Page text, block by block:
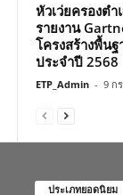
หัวเว่ยครองต
รายงาน
โครงสร้างพื้น
ประจำปี 2568
ETP_Admin - 9 ก
ประเภทยอดนิยม